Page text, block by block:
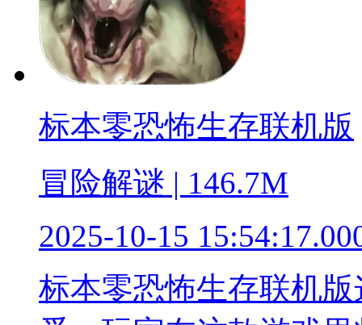
标本零恐怖生存联机版
冒险解谜 | 146.7M
2025-10-15
标本零恐怖生存联机